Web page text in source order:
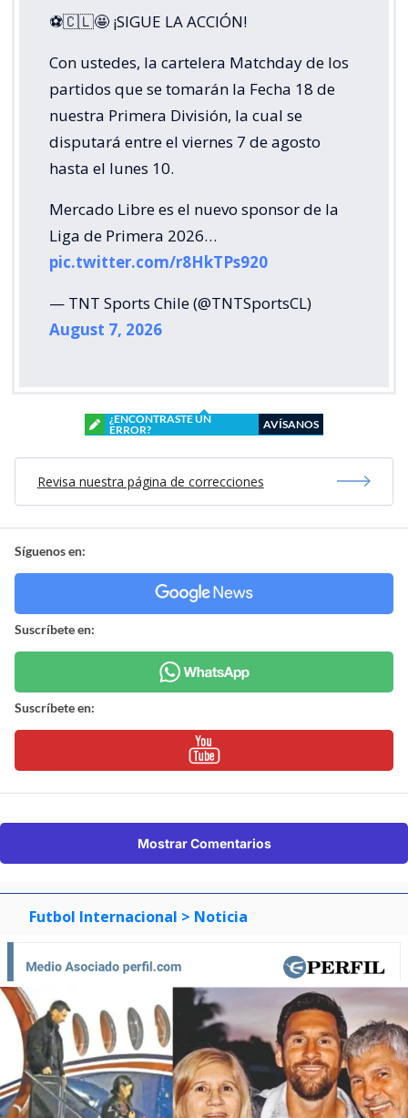
⚽🇨🇱🤩 ¡SIGUE LA ACCIÓN!
Con ustedes, la cartelera Matchday de los
partidos que se tomarán la Fecha 18 de
nuestra Primera División, la cual se
disputará entre el viernes 7 de agosto
hasta el lunes 10.
Mercado Libre es el nuevo sponsor de la
Liga de Primera 2026…
pic.twitter.com/r8HkTPs920
— TNT Sports Chile (@TNTSportsCL)
August 7, 2026
¿ENCONTRASTE UN
ERROR?
AVÍSANOS
Revisa nuestra página de correcciones
Síguenos en:
Suscríbete en:
Suscríbete en:
Mostrar Comentarios
Futbol Internacional > Noticia